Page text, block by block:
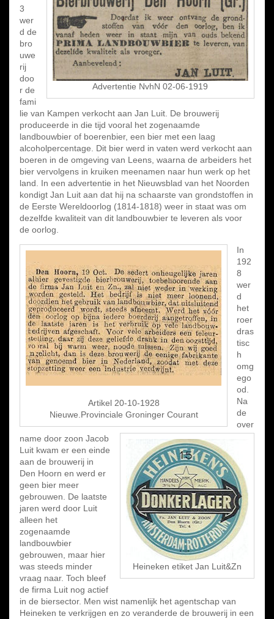
Advertentie NvhN 02-06-1919
3
wer
d de
bro
uwe
rij
doo
r de
fami
lie van Kampen verkocht aan Jan Luit. De brouwerij
produceerde in die tijd vooral het zogenaamde
landbouwbier of boerenbier, een bier met een laag
alcoholpercentage. Dit bier werd in vaten werd verkocht aan
boeren in de omgeving van Leens, waarna de arbeiders het
bier vervolgens in kruiken meenamen naar hun werk op het
land. In een advertentie in het Nieuwsblad van het Noorden
kondigt Jan Luit aan dat hij na schaarste van grondstoffen in
de Eerste Wereldoorlog (1814-1818) weer in staat was om
dezelfde kwaliteit van dit landbouwbier te leveren als voor
de oorlog.
Artikel 20-10-1928
Nieuwe.Provinciale Groninger Courant
Heineken etiket Jan Luit&Zn
In
192
8
wer
d
het
roer
dras
tisc
h
omg
ego
od.
Na
de
over
name door zoon Jacob
Luit kwam er een einde
aan de brouwerij in
Den Hoorn en werd er
geen bier meer
gebrouwen. De laatste
jaren werd door Luit
alleen het
zogenaamde
landbouwbier
gebrouwen, maar hier
was steeds minder
vraag naar. Toch bleef
de firma Luit nog actief
in de biersector. Men wist namenlijk het agentschap van
Heineken te verkrijgen en zo veranderde de brouwerij in een